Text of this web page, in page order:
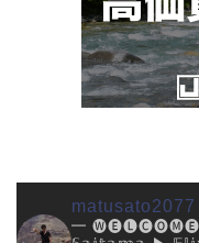
matusato2077
━